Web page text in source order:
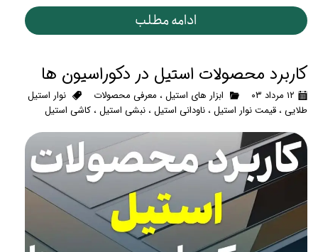
ادامه مطلب
کاربرد محصولات استیل در دکوراسیون ها
۱۲ مرداد ۰۳ ابزار های استیل، معرفی محصولات
نوار استیل
طلایی، قیمت نوار استیل، ناودانی استیل، نبشی استیل، کاشی استیل